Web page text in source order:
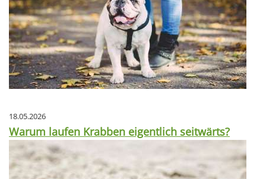
18.05.2026
Warum laufen Krabben eigentlich seitwärts?